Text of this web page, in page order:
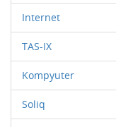
Internet
TAS-IX
Kompyuter
Soliq